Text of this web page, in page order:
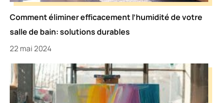
Comment éliminer efficacement l’humidité de votre
salle de bain: solutions durables
22 mai 2024